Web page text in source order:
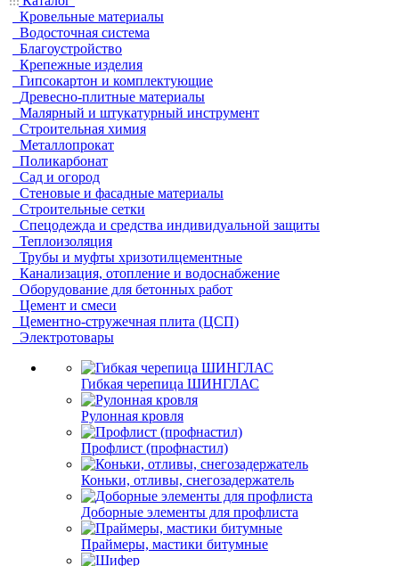
Кровельные материалы
Водосточная система
Благоустройство
Крепежные изделия
Гипсокартон и комплектующие
Древесно-плитные материалы
Малярный и штукатурный инструмент
Строительная химия
Металлопрокат
Поликарбонат
Сад и огород
Стеновые и фасадные материалы
Строительные сетки
Спецодежда и средства индивидуальной защиты
Теплоизоляция
Трубы и муфты хризотилцементные
Канализация, отопление и водоснабжение
Оборудование для бетонных работ
Цемент и смеси
Цементно-стружечная плита (ЦСП)
Электротовары
Гибкая черепица ШИНГЛАС
Рулонная кровля
Профлист (профнастил)
Коньки, отливы, снегозадержатель
Доборные элементы для профлиста
Праймеры, мастики битумные